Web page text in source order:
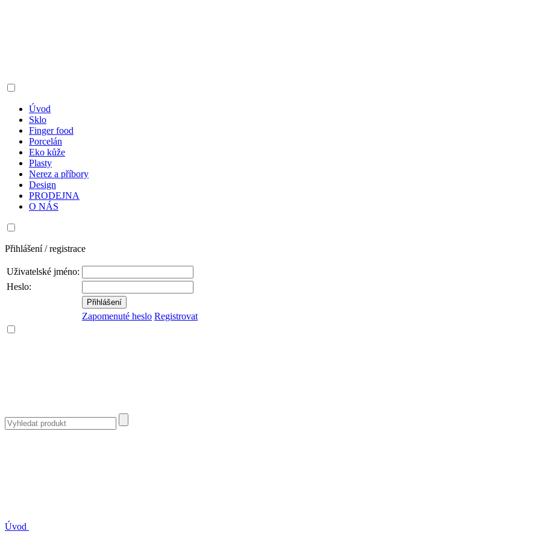
Úvod
Sklo
Finger food
Porcelán
Eko kůže
Plasty
Nerez a příbory
Design
PRODEJNA
O NÁS
Přihlášení / registrace
Uživatelské jméno:
Heslo:
Zapomenuté heslo Registrovat
Úvod